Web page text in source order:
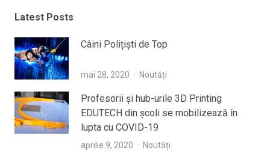
Latest Posts
Câini Polițiști de Top
mai 28, 2020 Noutăți
Profesorii şi hub-urile 3D Printing
EDUTECH din şcoli se mobilizează în
lupta cu COVID-19
aprilie 9, 2020 Noutăți